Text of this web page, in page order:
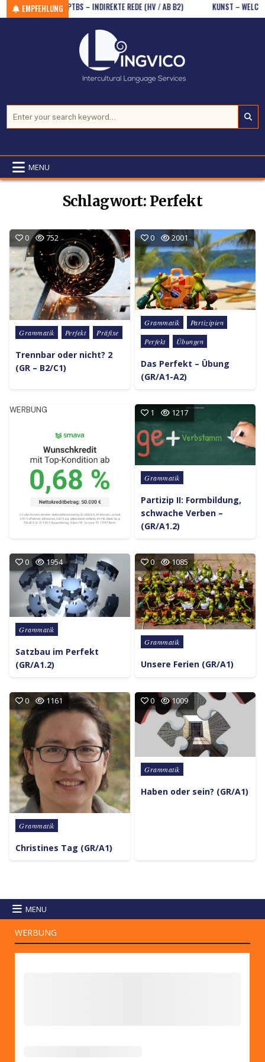
Skip to content
EMPFEHLUNG
B2/C1) PTBS – INDIREKTE REDE (HV / AB B2) KUNST –
MENU
Schlagwort: Perfekt
0 752
Posted in
Grammatik Perfekt Präfixe
Trennbar oder nicht? 2
(GR – B2/C1)
0 2001
Posted in
Grammatik
Partizipien
Perfekt
Übungen
Das Perfekt – Übung
(GR/A1-A2)
WERBUNG 1 1217
Posted in
Grammatik
Partizip II: Formbildung,
schwache Verben –
(GR/A1.2)
0 1954
Posted in
Grammatik
Satzbau im Perfekt
(GR/A1.2)
0 1085
Posted in
Grammatik
Unsere Ferien (GR/A1)
0 1161
Posted in
Grammatik
Christines Tag (GR/A1)
0 1009
Posted in
Grammatik
Haben oder sein? (GR/A1)
MENU
WERBUNG